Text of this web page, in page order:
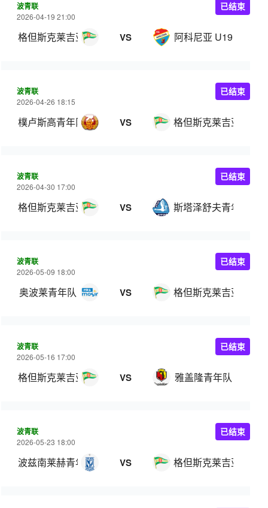
波青联
2026-04-19 21:00
格但斯克莱吉亚青年队 VS 阿科尼亚 U19
已结束
波青联
2026-04-26 18:15
樸卢斯高青年队 VS 格但斯克莱吉亚青年
已结束
波青联
2026-04-30 17:00
格但斯克莱吉亚青年队 VS 斯塔泽舒夫青年队
已结束
波青联
2026-05-09 18:00
奥波莱青年队 VS 格但斯克莱吉亚青年
已结束
波青联
2026-05-16 17:00
格但斯克莱吉亚青年队 VS 雅盖隆青年队
已结束
波青联
2026-05-23 18:00
波兹南莱赫青年队 VS 格但斯克莱吉亚青年
已结束